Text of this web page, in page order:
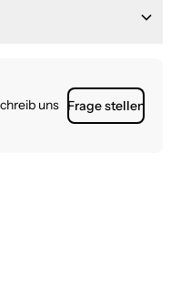
uns
Frage stellen